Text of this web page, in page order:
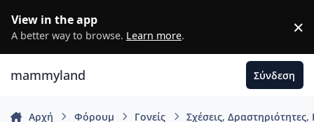
View in the app
A better way to browse. Learn more. ×
mammyland Σύνδεση
Αρχή Φόρουμ Γονείς Σχέσεις,